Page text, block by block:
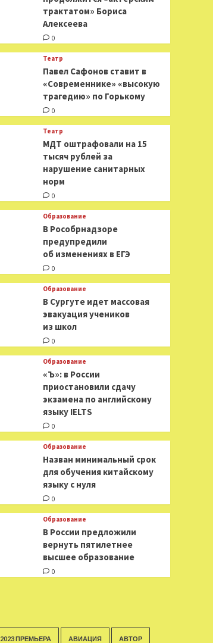
трактатом» Бориса
Алексеева
0
Театр
Павел Сафонов ставит в
«Современнике» «высокую
трагедию» по Горькому
0
Театр
МДТ оштрафовали на 15
тысяч рублей за
нарушение санитарных
норм
0
Образование
В Рособрнадзоре
предупредили
об изменениях в ЕГЭ
0
Образование
В Сургуте идет массовая
эвакуация учеников
из школ
0
Образование
«Ъ»: в России
приостановили сдачу
экзамена по английскому
языку IELTS
0
Образование
Назван минимальный срок
для обучения китайскому
языку с нуля
0
Образование
В России предложили
вернуть пятилетнее
высшее образование
0
2023 ПРЕМЬЕРА АВИАЦИЯ АВТОР